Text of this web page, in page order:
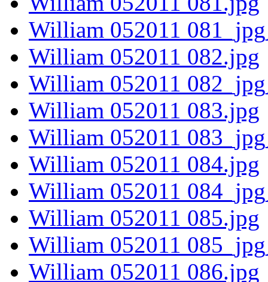
William 052011
William 052011 082.jpg
William 052011
William 052011 083.jpg
William 052011
William 052011 084.jpg
William 052011
William 052011 085.jpg
William 052011
William 052011 086.jpg